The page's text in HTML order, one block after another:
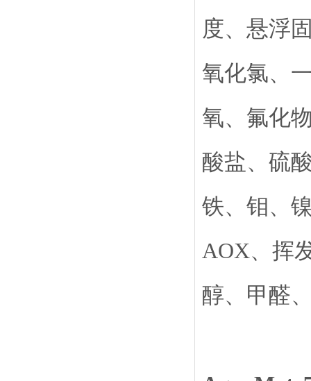
度、悬浮
氧化氯、
氧、氟化
酸盐、硫
铁、钼、
AOX、挥
醇、甲醛